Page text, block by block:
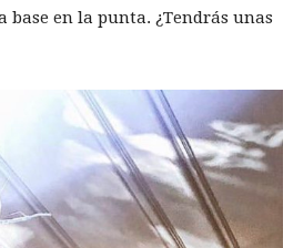
en la punta. ¿Tendrás unas